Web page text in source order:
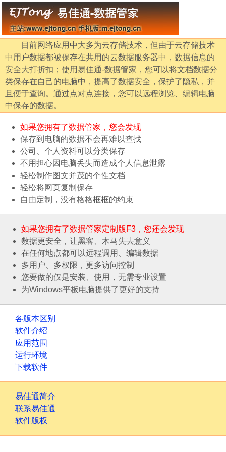
目前网络应用中大多为云存储技术，但由于云存储技术
中用户数据都被保存在共用的云数据服务器中，数据信息的
安全大打折扣；使用易佳通-数据管家，您可以将文档数据分
类保存在自己的电脑中，提高了数据安全，保护了隐私，并
且便于查询。通过点对点连接，您可以远程浏览、编辑电脑
中保存的数据。
如果您拥有了数据管家，您会发现
保存到电脑的数据不会再难以查找
公司、个人资料可以分类保存
不用担心因电脑丢失而造成个人信息泄露
轻松制作图文并茂的个性文档
轻松将网页复制保存
自由定制，没有格格框框的约束
如果您拥有了数据管家定制版F3，您还会发现
数据更安全，让黑客、木马失去意义
在任何地点都可以远程调用、编辑数据
多用户、多权限，更多访问控制
您要做的仅是安装、使用，无需专业设置
为Windows平板电脑提供了更好的支持
各版本区别
软件介绍
应用范围
运行环境
下载软件
易佳通简介
联系易佳通
软件版权